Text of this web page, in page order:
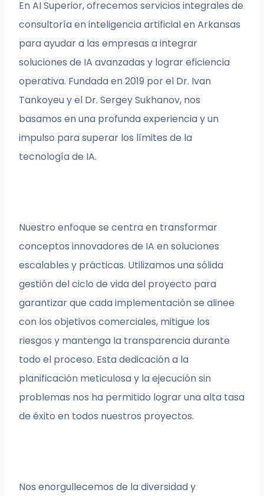
En AI Superior, ofrecemos servicios integrales de
consultoría en inteligencia artificial en Arkansas
para ayudar a las empresas a integrar
soluciones de IA avanzadas y lograr eficiencia
operativa. Fundada en 2019 por el Dr. Ivan
Tankoyeu y el Dr. Sergey Sukhanov, nos
basamos en una profunda experiencia y un
impulso para superar los límites de la
tecnología de IA.
Nuestro enfoque se centra en transformar
conceptos innovadores de IA en soluciones
escalables y prácticas. Utilizamos una sólida
gestión del ciclo de vida del proyecto para
garantizar que cada implementación se alinee
con los objetivos comerciales, mitigue los
riesgos y mantenga la transparencia durante
todo el proceso. Esta dedicación a la
planificación meticulosa y la ejecución sin
problemas nos ha permitido lograr una alta tasa
de éxito en todos nuestros proyectos.
Nos enorgullecemos de la diversidad y